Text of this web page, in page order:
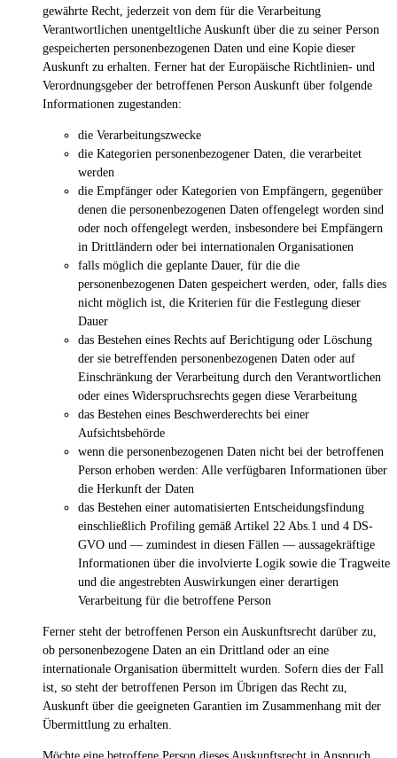
gewährte Recht, jederzeit von dem für die Verarbeitung
Verantwortlichen unentgeltliche Auskunft über die zu seiner Person
gespeicherten personenbezogenen Daten und eine Kopie dieser
Auskunft zu erhalten. Ferner hat der Europäische Richtlinien- und
Verordnungsgeber der betroffenen Person Auskunft über folgende
Informationen zugestanden:
die Verarbeitungszwecke
die Kategorien personenbezogener Daten, die verarbeitet
werden
die Empfänger oder Kategorien von Empfängern, gegenüber
denen die personenbezogenen Daten offengelegt worden sind
oder noch offengelegt werden, insbesondere bei Empfängern
in Drittländern oder bei internationalen Organisationen
falls möglich die geplante Dauer, für die die
personenbezogenen Daten gespeichert werden, oder, falls dies
nicht möglich ist, die Kriterien für die Festlegung dieser
Dauer
das Bestehen eines Rechts auf Berichtigung oder Löschung
der sie betreffenden personenbezogenen Daten oder auf
Einschränkung der Verarbeitung durch den Verantwortlichen
oder eines Widerspruchsrechts gegen diese Verarbeitung
das Bestehen eines Beschwerderechts bei einer
Aufsichtsbehörde
wenn die personenbezogenen Daten nicht bei der betroffenen
Person erhoben werden: Alle verfügbaren Informationen über
die Herkunft der Daten
das Bestehen einer automatisierten Entscheidungsfindung
einschließlich Profiling gemäß Artikel 22 Abs.1 und 4 DS-
GVO und — zumindest in diesen Fällen — aussagekräftige
Informationen über die involvierte Logik sowie die Tragweite
und die angestrebten Auswirkungen einer derartigen
Verarbeitung für die betroffene Person
Ferner steht der betroffenen Person ein Auskunftsrecht darüber zu,
ob personenbezogene Daten an ein Drittland oder an eine
internationale Organisation übermittelt wurden. Sofern dies der Fall
ist, so steht der betroffenen Person im Übrigen das Recht zu,
Auskunft über die geeigneten Garantien im Zusammenhang mit der
Übermittlung zu erhalten.